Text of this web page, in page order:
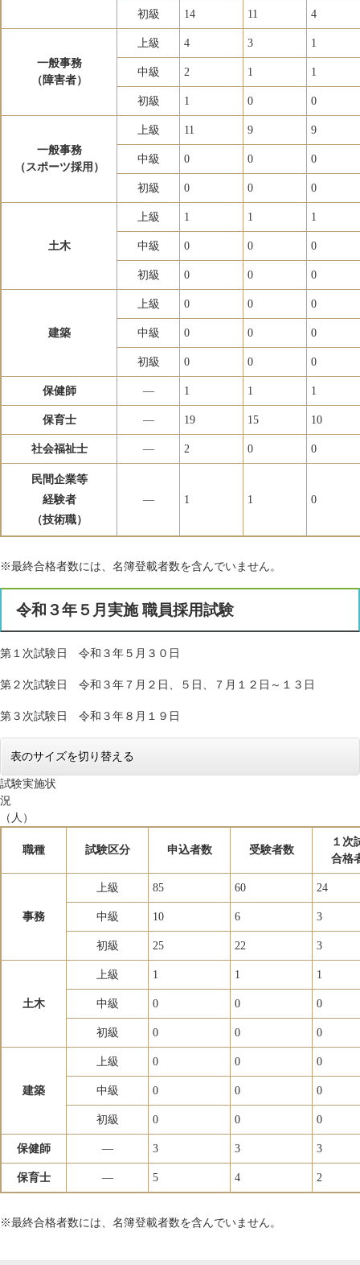
初級 14 11 4
一般事務
（障害者）
上級 4 3 1
中級 2 1 1
初級 1 0 0
一般事務
（スポーツ採用）
上級 11 9 9
中級 0 0 0
初級 0 0 0
土木
上級 1 1 1
中級 0 0 0
初級 0 0 0
建築
上級 0 0 0
中級 0 0 0
初級 0 0 0
保健師 ― 1 1 1
保育士 ― 19 15 10
社会福祉士 ― 2 0 0
民間企業等
経験者
（技術職）
― 1 1 0
※最終合格者数には、名簿登載者数を含んでいません。
令和３年５月実施 職員採用試験
第１次試験日 令和３年５月３０日
第２次試験日 令和３年７月２日、５日、７月１２日～１３日
第３次試験日 令和３年８月１９日
表のサイズを切り替える
試験実施状
（人）
職種 試験区分 申込者数 受験者数
１次
合格
事務
上級 85 60 24
中級 10 6 3
初級 25 22 3
土木
上級 1 1 1
中級 0 0 0
初級 0 0 0
建築
上級 0 0 0
中級 0 0 0
初級 0 0 0
保健師 ― 3 3 3
保育士 ― 5 4 2
※最終合格者数には、名簿登載者数を含んでいません。